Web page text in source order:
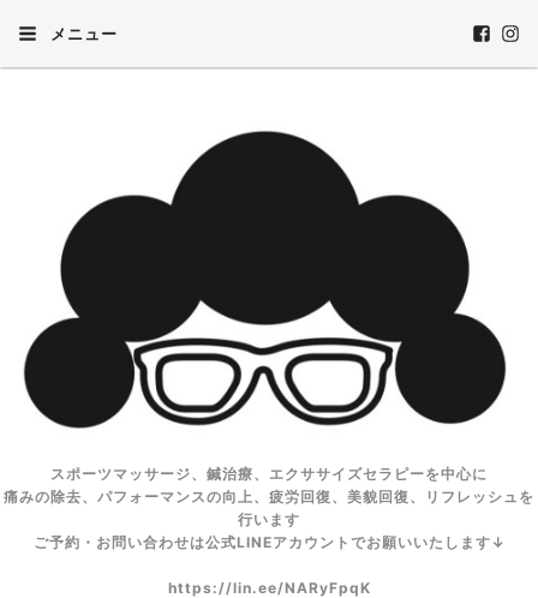
メニュー
スポーツマッサージ、鍼治療、エクササイズセラピーを中心に
痛みの除去、パフォーマンスの向上、疲労回復、美貌回復、リフレッシュを
行います
ご予約・お問い合わせは公式LINEアカウントでお願いいたします↓
https://lin.ee/NARyFpqK